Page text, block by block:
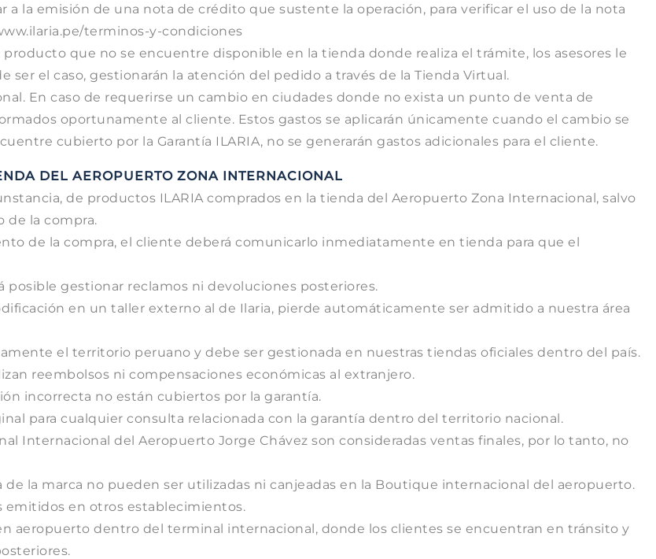
a la emisión de una nota de crédito que sustente la operación, para verificar el uso de la nota
terminos-y-condiciones
que no se encuentre disponible en la tienda donde realiza el trámite, los asesores le
ser el caso, gestionarán la atención del pedido a través de la Tienda Virtual.
En caso de requerirse un cambio en ciudades donde no exista un punto de venta de
oportunamente al cliente. Estos gastos se aplicarán únicamente cuando el cambio se
cubierto por la Garantía ILARIA, no se generarán gastos adicionales para el cliente.
DEL AEROPUERTO ZONA INTERNACIONAL
de productos ILARIA comprados en la tienda del Aeropuerto Zona Internacional, salvo
de la compra.
de la compra, el cliente deberá comunicarlo inmediatamente en tienda para que el
posible gestionar reclamos ni devoluciones posteriores.
en un taller externo al de Ilaria, pierde automáticamente ser admitido a nuestra área
el territorio peruano y debe ser gestionada en nuestras tiendas oficiales dentro del país.
reembolsos ni compensaciones económicas al extranjero.
incorrecta no están cubiertos por la garantía.
para cualquier consulta relacionada con la garantía dentro del territorio nacional.
Internacional del Aeropuerto Jorge Chávez son consideradas ventas finales, por lo tanto, no
la marca no pueden ser utilizadas ni canjeadas en la Boutique internacional del aeropuerto.
emitidos en otros establecimientos.
aeropuerto dentro del terminal internacional, donde los clientes se encuentran en tránsito y